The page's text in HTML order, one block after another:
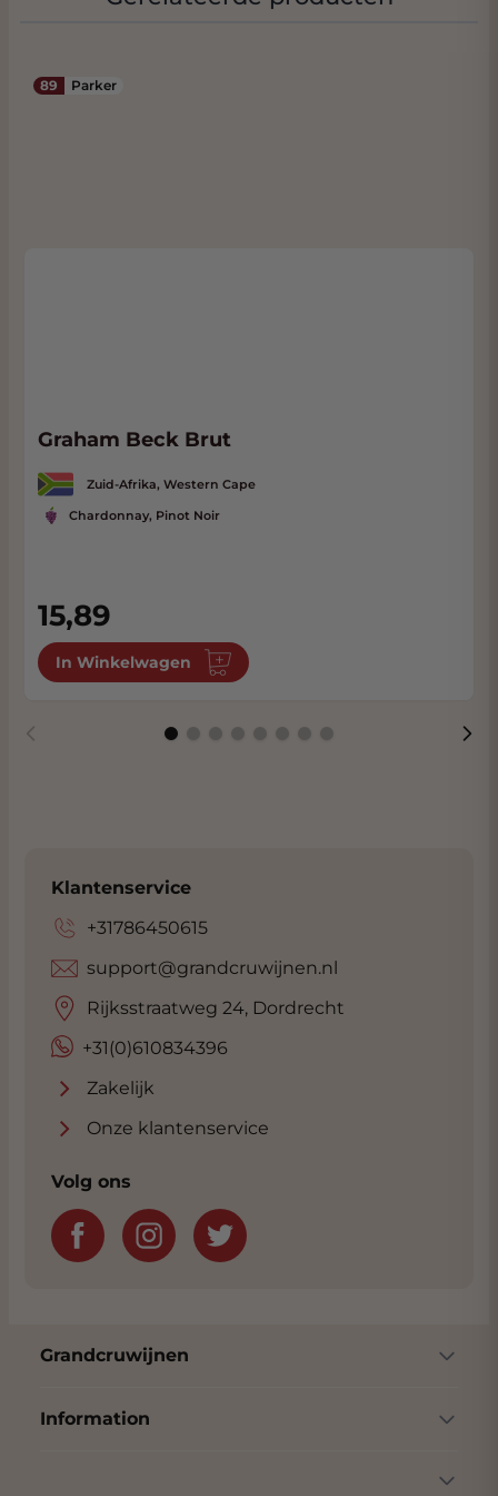
89 Parker
Graham Beck Brut
Zuid-Afrika, Western Cape
Chardonnay, Pinot Noir
15,89
In Winkelwagen
Klantenservice
+31786450615
+31(0)610834396
support@grandcruwijnen.nl
Rijksstraatweg 24, Dordrecht
Zakelijk
Onze klantenservice
Volg ons
Grandcruwijnen
Information